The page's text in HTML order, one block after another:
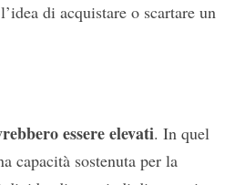
di acquistare o scartare un
essere elevati. In quel
capacità sostenuta per la